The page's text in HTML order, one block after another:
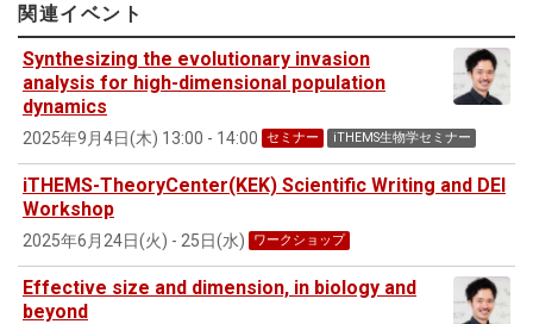
関連イベント
Synthesizing the evolutionary invasion
analysis for high-dimensional population
dynamics
2025年9月4日(木) 13:00 - 14:00 セミナー iTHEMS生物学セミナー
iTHEMS-TheoryCenter(KEK) Scientific Writing and DEI
Workshop
2025年6月24日(火) - 25日(水) ワークショップ
Effective size and dimension, in biology and
beyond